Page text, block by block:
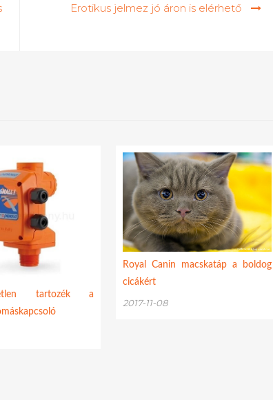
Erotikus jelmez jó áron is elérhető
tartozék a
Royal Canin macskatáp a boldog
cicákért
2017-11-08